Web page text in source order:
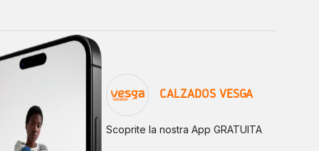
CALZADOS VESGA
Scoprite la nostra App GRATUITA